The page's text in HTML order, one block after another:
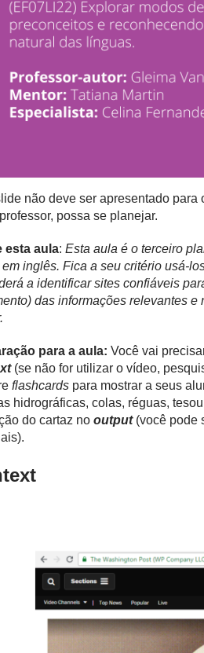
não deve ser apresentado
possa se planejar.
esta aula: Esta aula é o terceiro
em inglês. Fica a seu critério usá-
a identificar sites confiáveis
das informações relevantes
para a aula: Você vai
(se não for utilizar o vídeo,
flashcards para mostrar a seus
hidrográficas, colas, réguas,
do cartaz no output(você pode